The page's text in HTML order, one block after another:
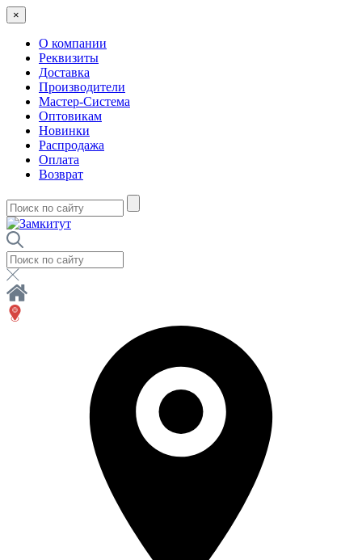
×
О компании
Реквизиты
Доставка
Производители
Мастер-Система
Оптовикам
Новинки
Распродажа
Оплата
Возврат